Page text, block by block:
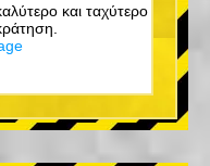
και ταχύτερο